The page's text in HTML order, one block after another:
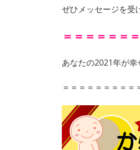
ぜひメッセージを受
＝＝＝＝＝＝
あなたの2021年が
＝＝＝＝＝＝＝＝